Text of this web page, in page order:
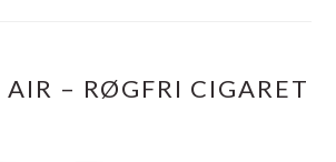
– RØGFRI CIGARET